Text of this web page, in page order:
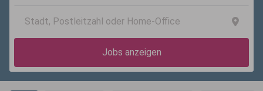
Jobs anzeigen